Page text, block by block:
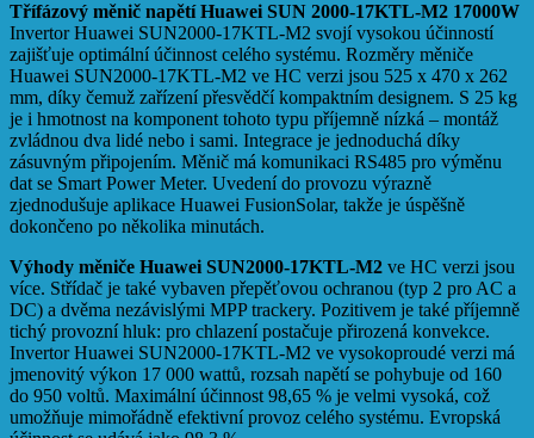
Třífázový měnič napětí Huawei SUN 2000-17KTL-M2 17000W
Invertor Huawei SUN2000-17KTL-M2 svojí vysokou účinností
zajišťuje optimální účinnost celého systému. Rozměry měniče
Huawei SUN2000-17KTL-M2 ve HC verzi jsou 525 x 470 x 262
mm, díky čemuž zařízení přesvědčí kompaktním designem. S 25 kg
je i hmotnost na komponent tohoto typu příjemně nízká – montáž
zvládnou dva lidé nebo i sami. Integrace je jednoduchá díky
zásuvným připojením. Měnič má komunikaci RS485 pro výměnu
dat se Smart Power Meter. Uvedení do provozu výrazně
zjednodušuje aplikace Huawei FusionSolar, takže je úspěšně
dokončeno po několika minutách.
Výhody měniče Huawei SUN2000-17KTL-M2 ve HC verzi jsou
více. Střídač je také vybaven přepěťovou ochranou (typ 2 pro AC a
DC) a dvěma nezávislými MPP trackery. Pozitivem je také příjemně
tichý provozní hluk: pro chlazení postačuje přirozená konvekce.
Invertor Huawei SUN2000-17KTL-M2 ve vysokoproudé verzi má
jmenovitý výkon 17 000 wattů, rozsah napětí se pohybuje od 160
do 950 voltů. Maximální účinnost 98,65 % je velmi vysoká, což
umožňuje mimořádně efektivní provoz celého systému. Evropská